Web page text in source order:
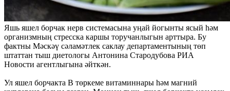
Яшь яшел борчак нерв системасына уңай йогынты ясый һәм
организмның стресска каршы торучанлыгын арттыра. Бу
фактны Мәскәү сәламәтлек саклау департаментының төп
штаттан тыш диетологы Антонина Стародубова РИА
Новости агентлыгына әйткән.
Ул яшел борчакта В төркеме витаминнары һәм магний